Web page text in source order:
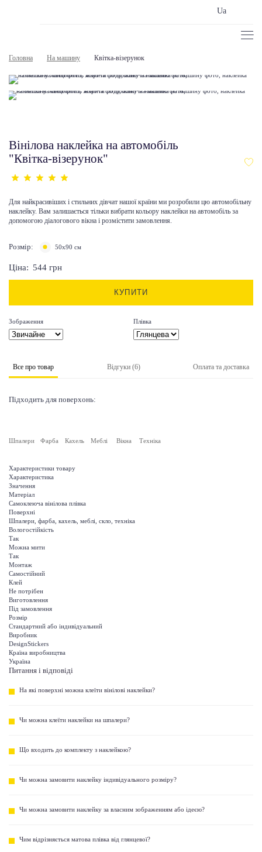
Ua
Головна На машину Квітка-візерунок
Вінілова наклейка на автомобіль
"Квітка-візерунок"
Для найкрасивіших і стильних дівчат нашої країни ми розробили цю автомобільну
наклейку. Вам залишається тільки вибрати кольору наклейки на автомобіль за
допомогою діалогового вікна і розмістити замовлення.
Розмір: 50х90 см
Ціна: 544 грн
КУПИТИ
Зображення Плівка
Все про товар Відгуки (6) Оплата та доставка
Підходить для поверхонь:
Шпалери Фарба Кахель Меблі Вікна Техніка
Характеристики товару
Характеристика
Значення
Матеріал
Самоклеюча вінілова плівка
Поверхні
Шпалери, фарба, кахель, меблі, скло, техніка
Вологостійкість
Так
Можна мити
Так
Монтаж
Самостійний
Клей
Не потрібен
Виготовлення
Під замовлення
Розмір
Стандартний або індивідуальний
Виробник
DesignStickers
Країна виробництва
Україна
Питання і відповіді
На які поверхні можна клеїти вінілові наклейки?
Чи можна клеїти наклейки на шпалери?
Що входить до комплекту з наклейкою?
Чи можна замовити наклейку індивідуального розміру?
Чи можна замовити наклейку за власним зображенням або ідеєю?
Чим відрізняється матова плівка від глянцевої?